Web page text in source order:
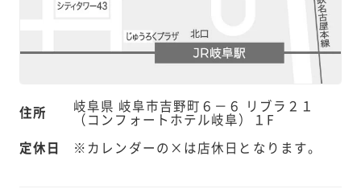
住所 岐阜県 岐阜市吉野町６－６ リブラ２１
（コンフォートホテル岐阜）１F
定休日
※カレンダーの×は店休日となります。